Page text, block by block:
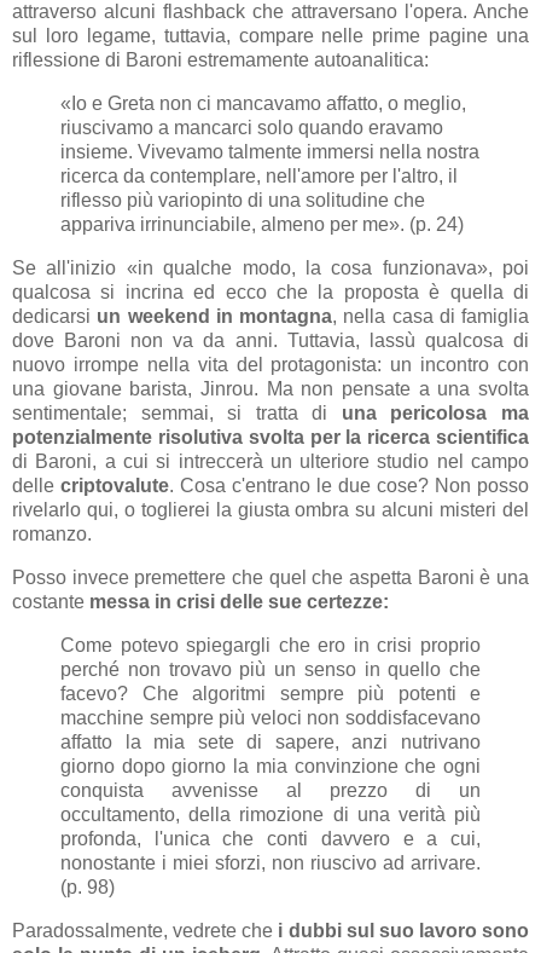
attraverso alcuni flashback che attraversano l'opera. Anche
sul loro legame, tuttavia, compare nelle prime pagine una
riflessione di Baroni estremamente autoanalitica:
«Io e Greta non ci mancavamo affatto, o meglio,
riuscivamo a mancarci solo quando eravamo
insieme. Vivevamo talmente immersi nella nostra
ricerca da contemplare, nell'amore per l'altro, il
riflesso più variopinto di una solitudine che
appariva irrinunciabile, almeno per me». (p. 24)
Se all'inizio «in qualche modo, la cosa funzionava», poi
qualcosa si incrina ed ecco che la proposta è quella di
dedicarsi un weekend in montagna, nella casa di famiglia
dove Baroni non va da anni. Tuttavia, lassù qualcosa di
nuovo irrompe nella vita del protagonista: un incontro con
una giovane barista, Jinrou. Ma non pensate a una svolta
sentimentale; semmai, si tratta di una pericolosa ma
potenzialmente risolutiva svolta per la ricerca scientifica
di Baroni, a cui si intreccerà un ulteriore studio nel campo
delle criptovalute. Cosa c'entrano le due cose? Non posso
rivelarlo qui, o toglierei la giusta ombra su alcuni misteri del
romanzo.
Posso invece premettere che quel che aspetta Baroni è una
costante messa in crisi delle sue certezze:
Come potevo spiegargli che ero in crisi proprio
perché non trovavo più un senso in quello che
facevo? Che algoritmi sempre più potenti e
macchine sempre più veloci non soddisfacevano
affatto la mia sete di sapere, anzi nutrivano
giorno dopo giorno la mia convinzione che ogni
conquista avvenisse al prezzo di un
occultamento, della rimozione di una verità più
profonda, l'unica che conti davvero e a cui,
nonostante i miei sforzi, non riuscivo ad arrivare.
(p. 98)
Paradossalmente, vedrete che i dubbi sul suo lavoro sono